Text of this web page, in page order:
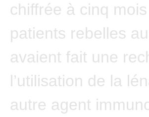
chiffrée à cinq
patients rebelles
avaient fait une
l’utilisation de la
autre agent